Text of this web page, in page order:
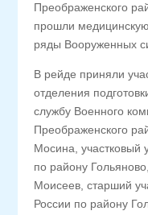
Преображенского
прошли
ряды Вооруженных
В рейде приняли
отделения
службу Военного
Преображенского
Мосина,
по району
Моисеев, старший
России по району